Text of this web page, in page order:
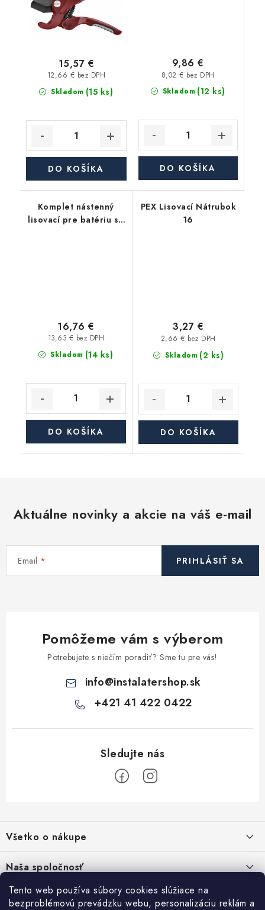
Tento web používa súbory cookies slúžiace na
bezproblémovú prevádzku webu, personalizáciu reklám a
Skladom (15 ks)
12,66 € bez DPH
15,57 €
DO KOŠÍKA
Skladom (12 ks)
8,02 € bez DPH
9,86 €
DO KOŠÍKA
Komplet nástenný
lisovací pre batériu so
Skladom (14 ks)
13,63 € bez DPH
16,76 €
DO KOŠÍKA
PEX Lisovací Nátrubok
16
Skladom (2 ks)
2,66 € bez DPH
3,27 €
DO KOŠÍKA
Aktuálne novinky a akcie na váš e-mail
Email PRIHLÁSIŤ SA
Pomôžeme vám s výberom
Potrebujete s niečím poradiť? Sme tu pre vás!
info@instalatershop.sk
+421 41 422 0422
p
ä
t
Všetko o nákupe
Kontakty
Obchodné podmienky
Naša spoločnosť
SHOWROOM - poradňa pre vaše projekty
Prihlásenie